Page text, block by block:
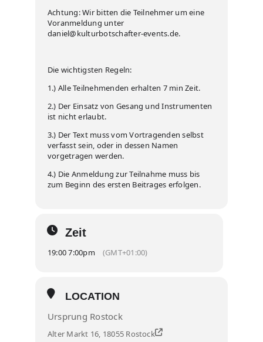
Achtung: Wir bitten die Teilnehmer um eine
Voranmeldung unter
daniel@kulturbotschafter-events.de.
Die wichtigsten Regeln:
1.) Alle Teilnehmenden erhalten 7 min Zeit.
2.) Der Einsatz von Gesang und Instrumenten
ist nicht erlaubt.
3.) Der Text muss vom Vortragenden selbst
verfasst sein, oder in dessen Namen
vorgetragen werden.
4.) Die Anmeldung zur Teilnahme muss bis
zum Beginn des ersten Beitrages erfolgen.
Zeit
19:00 7:00pm (GMT+01:00)
LOCATION
Ursprung Rostock
Alter Markt 16, 18055 Rostock